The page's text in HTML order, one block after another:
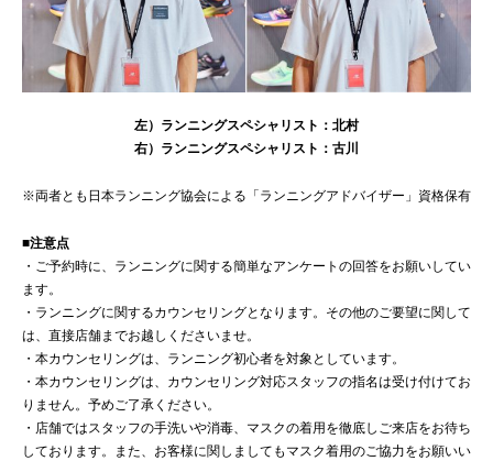
左）ランニングスペシャリスト：北村
右）ランニングスペシャリスト：古川
※両者とも日本ランニング協会による「ランニングアドバイザー」資格保有
■注意点
・ご予約時に、ランニングに関する簡単なアンケートの回答をお願いしてい
ます。
・ランニングに関するカウンセリングとなります。その他のご要望に関して
は、直接店舗までお越しくださいませ。
・本カウンセリングは、ランニング初心者を対象としています。
・本カウンセリングは、カウンセリング対応スタッフの指名は受け付けてお
りません。予めご了承ください。
・店舗ではスタッフの手洗いや消毒、マスクの着用を徹底しご来店をお待ち
しております。また、お客様に関しましてもマスク着用のご協力をお願いい